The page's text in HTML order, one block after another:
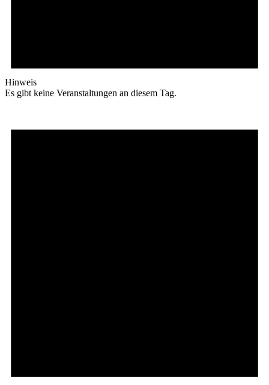
Hinweis
Es gibt keine Veranstaltungen an diesem Tag.